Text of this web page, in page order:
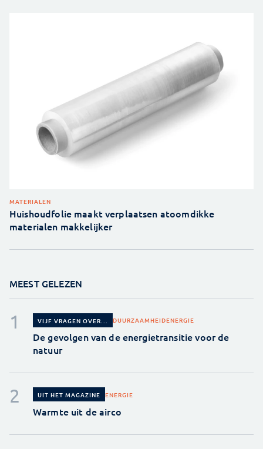
MATERIALEN
Huishoudfolie maakt verplaatsen atoomdikke
materialen makkelijker
MEEST GELEZEN
VIJF VRAGEN OVER... DUURZAAMHEIDENERGIE
De gevolgen van de energietransitie voor de
natuur
UIT HET MAGAZINE ENERGIE
Warmte uit de airco